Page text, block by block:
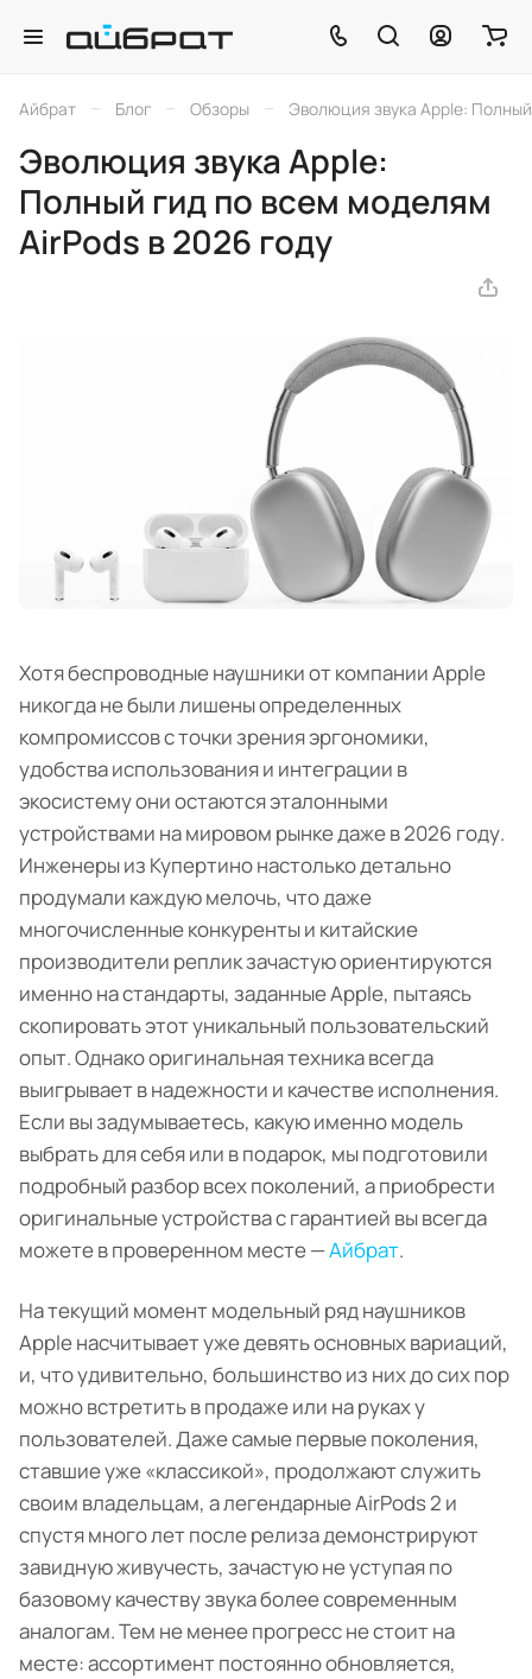
Айбрат – Блог – Обзоры – Эволюция звука Apple:
Эволюция звука Apple:
Полный гид по всем моделям
AirPods в 2026 году
Хотя беспроводные наушники от компании Apple
никогда не были лишены определенных
компромиссов с точки зрения эргономики,
удобства использования и интеграции в
экосистему они остаются эталонными
устройствами на мировом рынке даже в 2026 году.
Инженеры из Купертино настолько детально
продумали каждую мелочь, что даже
многочисленные конкуренты и китайские
производители реплик зачастую ориентируются
именно на стандарты, заданные Apple, пытаясь
скопировать этот уникальный пользовательский
опыт. Однако оригинальная техника всегда
выигрывает в надежности и качестве исполнения.
Если вы задумываетесь, какую именно модель
выбрать для себя или в подарок, мы подготовили
подробный разбор всех поколений, а приобрести
оригинальные устройства с гарантией вы всегда
можете в проверенном месте —Айбрат.
На текущий момент модельный ряд наушников
Apple насчитывает уже девять основных вариаций,
и, что удивительно, большинство из них до сих пор
можно встретить в продаже или на руках у
пользователей. Даже самые первые поколения,
ставшие уже «классикой», продолжают служить
своим владельцам, а легендарные AirPods 2 и
спустя много лет после релиза демонстрируют
завидную живучесть, зачастую не уступая по
базовому качеству звука более современным
аналогам. Тем не менее прогресс не стоит на
месте: ассортимент постоянно обновляется,